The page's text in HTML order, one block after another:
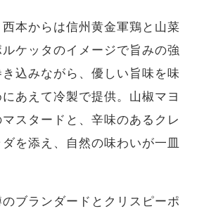
本からは信州黄金軍鶏と山菜
ケッタのイメージで旨みの強
込みながら、優しい旨味を味
あえて冷製で提供。山椒マヨ
スタードと、辛味のあるクレ
を添え、自然の味わいが一皿
ブランダードとクリスピーポ